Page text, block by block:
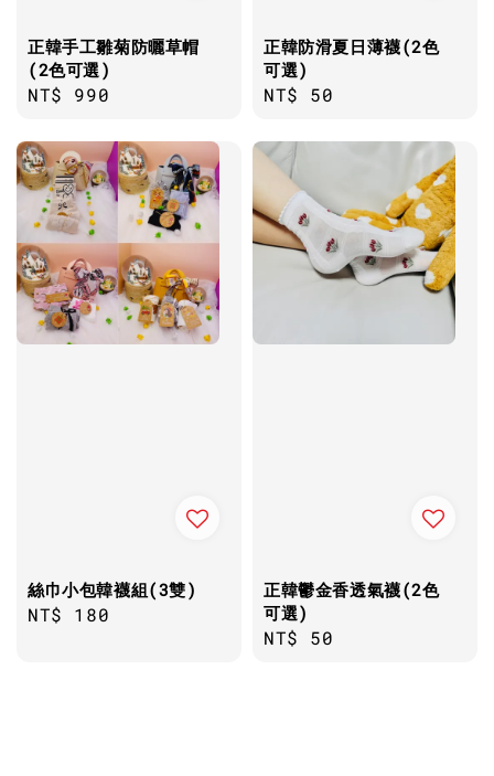
正韓手工雛菊防曬草帽
(2色可選)
Regular
NT$ 990
正韓防滑夏日薄襪(2色
可選)
Regular
NT$ 50
絲巾小包韓襪組(3雙)
Regular
NT$ 180
正韓鬱金香透氣襪(2色
可選)
Regular
NT$ 50